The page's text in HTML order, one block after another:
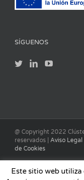
SÍGUENOS
@ Copyright 2022
reservados | Aviso Legal
de Cookies
Este sitio web utiliza